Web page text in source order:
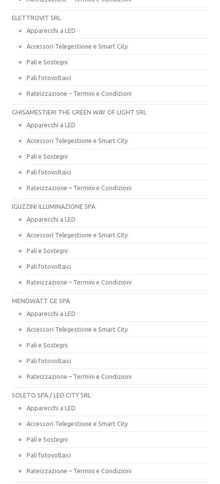
ELETTROVIT SRL
Apparecchi a LED
Accessori Telegestione e Smart City
Pali e Sostegni
Pali fotovoltaici
Rateizzazione – Termini e Condizioni
GHISAMESTIERI THE GREEN WAY OF LIGHT SRL
Apparecchi a LED
Accessori Telegestione e Smart City
Pali e Sostegni
Pali fotovoltaici
Rateizzazione – Termini e Condizioni
IGUZZINI ILLUMINAZIONE SPA
Apparecchi a LED
Accessori Telegestione e Smart City
Pali e Sostegni
Pali fotovoltaici
Rateizzazione – Termini e Condizioni
MENOWATT GE SPA
Apparecchi a LED
Accessori Telegestione e Smart City
Pali e Sostegni
Pali fotovoltaici
Rateizzazione – Termini e Condizioni
SOLETO SPA / LED CITY SRL
Apparecchi a LED
Accessori Telegestione e Smart City
Pali e Sostegni
Pali fotovoltaici
Rateizzazione – Termini e Condizioni